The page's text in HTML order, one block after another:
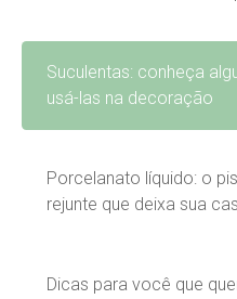
Suculentas: conheça
usá-las na decoração
Porcelanato líquido: o
rejunte que deixa sua
Dicas para você que